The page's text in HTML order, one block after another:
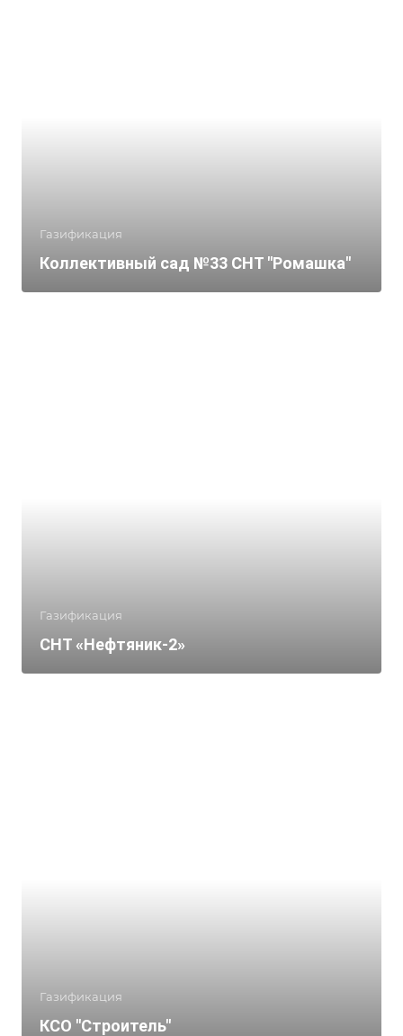
Газификация
Коллективный сад №33 СНТ "Ромашка"
Газификация
СНТ «Нефтяник-2»
Газификация
КСО "Строитель"